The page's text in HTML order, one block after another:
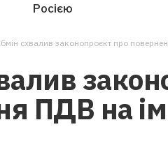
Росією
схвалив законопроєкт про
ПДВ на